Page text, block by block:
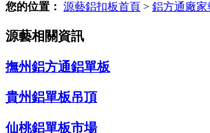
您的位置： 源藝鋁扣板首頁 > 鋁方通廠家
源藝相關資訊
撫州鋁方通鋁單板
貴州鋁單板吊頂
仙桃鋁單板市場